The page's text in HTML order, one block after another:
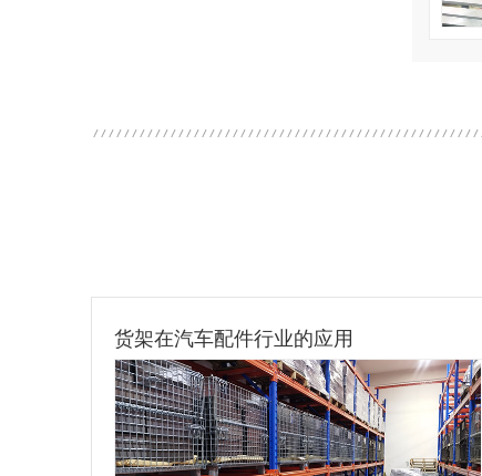
货架在汽车配件行业的应用